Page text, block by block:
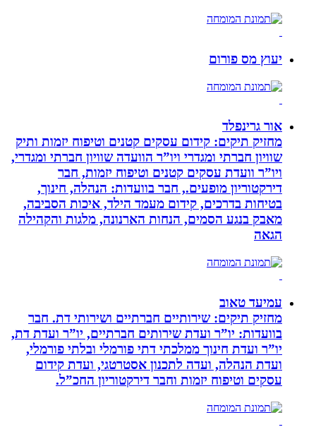
יעוץ מס פורום
אור גרינפלד
מחזיק תיקים: קידום עסקים קטנים וטיפוח יזמות ותיק
שוויון חברתי ומגדרי ויו”ר הוועדה שוויון חברתי ומגדרי,
ויו”ר וועדת עסקים קטנים וטיפוח יזמות, חבר
דירקטוריון מופעים., חבר בוועדות: הנהלה, חינוך,
בטיחות בדרכים, קידום מעמד הילד, איכות הסביבה,
מאבק בנגע הסמים, הנחות הארנונה, מלגות והקהילה
הגאה
עמיעד טאוב
מחזיק תיקים: שירותיים חברתיים ושירותי דת. חבר
בוועדות: יו”ר ועדת שירותים חברתיים, יו”ר ועדת דת,
יו”ר ועדת חינוך ממלכתי דתי פורמלי ובלתי פורמלי,
ועדת הנהלה, ועדה לתכנון אסטרטגי, ועדת קידום
עסקים וטיפוח יזמות וחבר דירקטוריון החכ”ל.